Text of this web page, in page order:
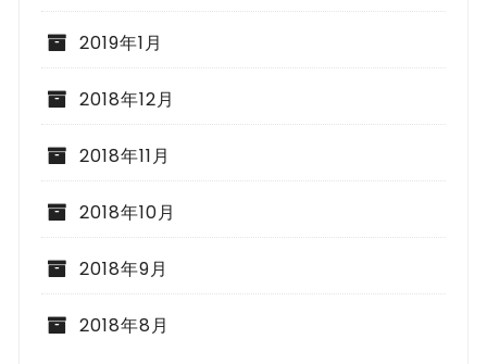
2019年1月
2018年12月
2018年11月
2018年10月
2018年9月
2018年8月